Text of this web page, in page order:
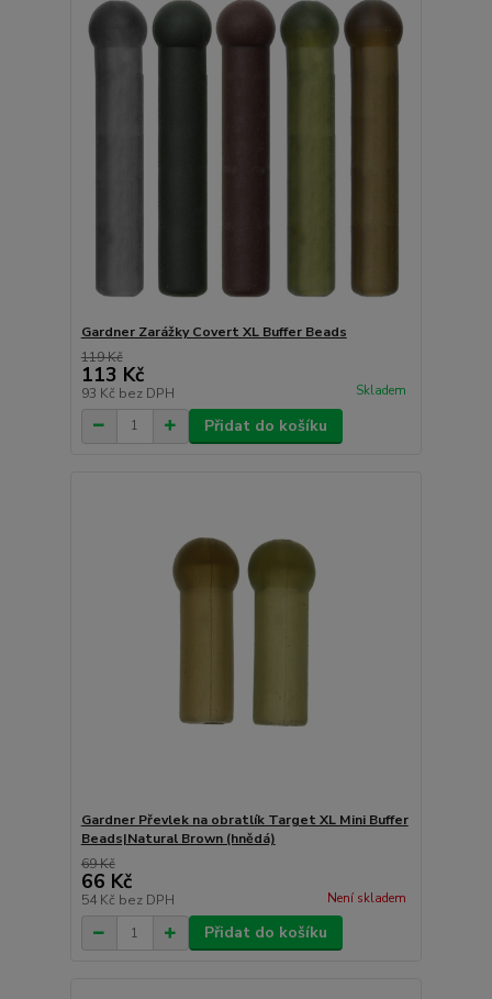
Gardner Zarážky Covert XL Buffer Beads
119 Kč
113 Kč
93 Kč bez DPH Skladem
Přidat do košíku
Gardner Převlek na obratlík Target XL Mini Buffer
Beads|Natural Brown (hnědá)
69 Kč
66 Kč
54 Kč bez DPH Není skladem
Přidat do košíku